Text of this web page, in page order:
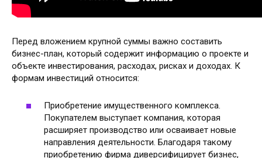
Перед вложением крупной суммы важно составить
бизнес-план, который содержит информацию о проекте и
объекте инвестирования, расходах, рисках и доходах. К
формам инвестиций относится:
Приобретение имущественного комплекса.
Покупателем выступает компания, которая
расширяет производство или осваивает новые
направления деятельности. Благодаря такому
приобретению фирма диверсифицирует бизнес,